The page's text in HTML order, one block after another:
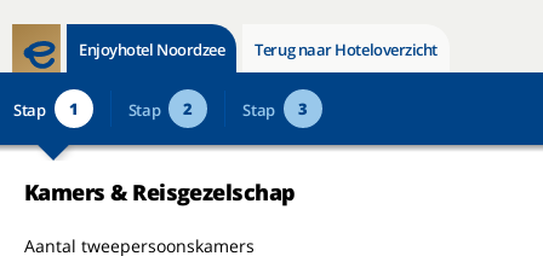
Enjoyhotel Noordzee Terug naar Hoteloverzicht
Stap 1 Stap 2 Stap 3
Kamers & Reisgezelschap
Aantal tweepersoonskamers